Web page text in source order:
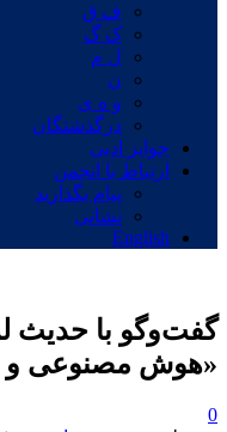
ف ق
ک گ
ل م
ن
و ه ی
درگذشتگان
جوایز ادبی
ارتباط با انجمن
پیام بگذارید
نشانی
English
گفت‌وگو با حدیث
«هوش مصنوعی و
0